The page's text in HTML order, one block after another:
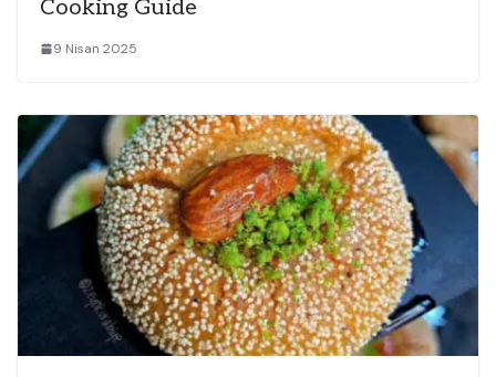
Cooking Guide
9 Nisan 2025